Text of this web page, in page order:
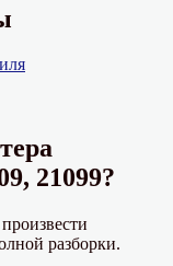
21099?
разборки.